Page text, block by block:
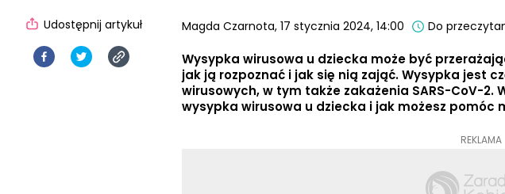
Magda Czarnota, 17 stycznia 2024, 14:00 Do
Wysypka wirusowa u dziecka może być
jak ją rozpoznać i jak się nią zająć. Wysypka jest
wirusowych, w tym także zakażenia SARS-CoV-
wysypka wirusowa u dziecka i jak możesz pomóc
REKLAMA
Udostępnij artykuł